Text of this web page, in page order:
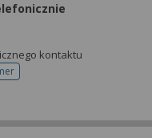
kontaktu
do rejestracji